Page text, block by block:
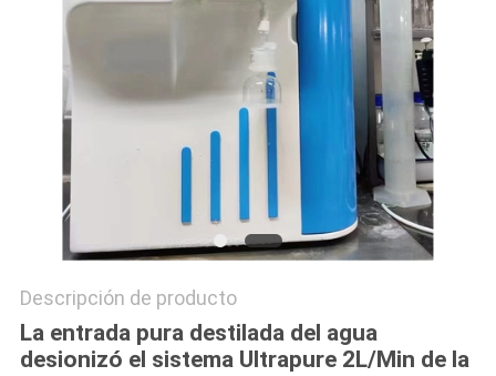
PRIVACY
POLICY
Descripción de producto
La entrada pura destilada del agua
desionizó el sistema Ultrapure 2L/Min de la